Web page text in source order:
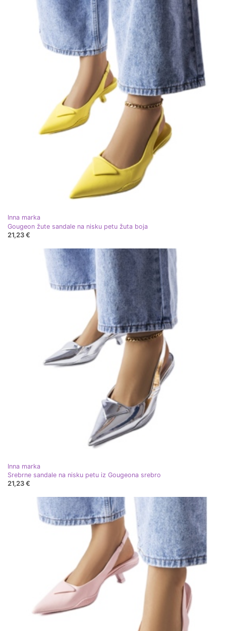
Inna marka
Gougeon žute sandale na nisku petu žuta boja
21,23 €
Inna marka
Srebrne sandale na nisku petu iz Gougeona srebro
21,23 €